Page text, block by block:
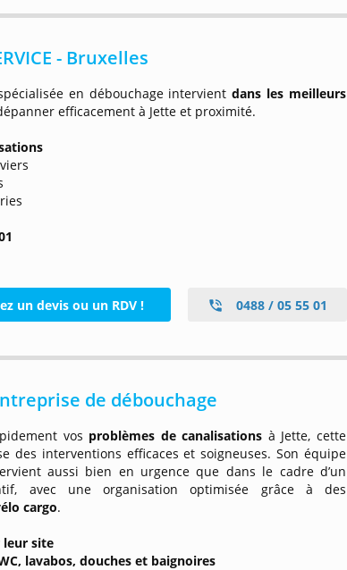
- Bruxelles
en débouchage intervientdans les meilleurs
efficacement à Jette et proximité.
un devis ou un RDV ! 0488 / 05 55 01
de débouchage
vos problèmes de canalisations à Jette, cette
des interventions efficaces et soigneuses. Son équipe
aussi bien en urgence que dans le cadre d’un
avec une organisation optimisée grâce à des
cargo.
leur site
lavabos, douches et baignoires